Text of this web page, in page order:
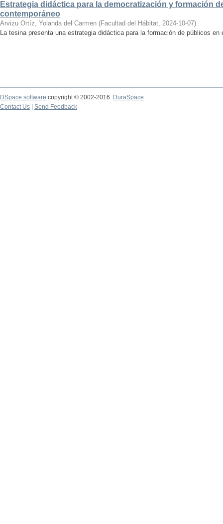
Estrategia didáctica para la democratización y formación
contemporáneo
Arvizu Ortíz, Yolanda del Carmen (Facultad del Hábitat, 2024-10-07)
La tesina presenta una estrategia didáctica para la formación de públicos en
DSpace software copyright © 2002-2016
DuraSpace
Contact Us
Send Feedback